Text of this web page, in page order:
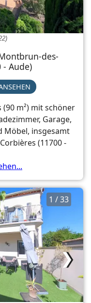
des-
- Aude)
m²) mit schöner
Garage,
Möbel, insgesamt
(11700 -
1 / 33
❯